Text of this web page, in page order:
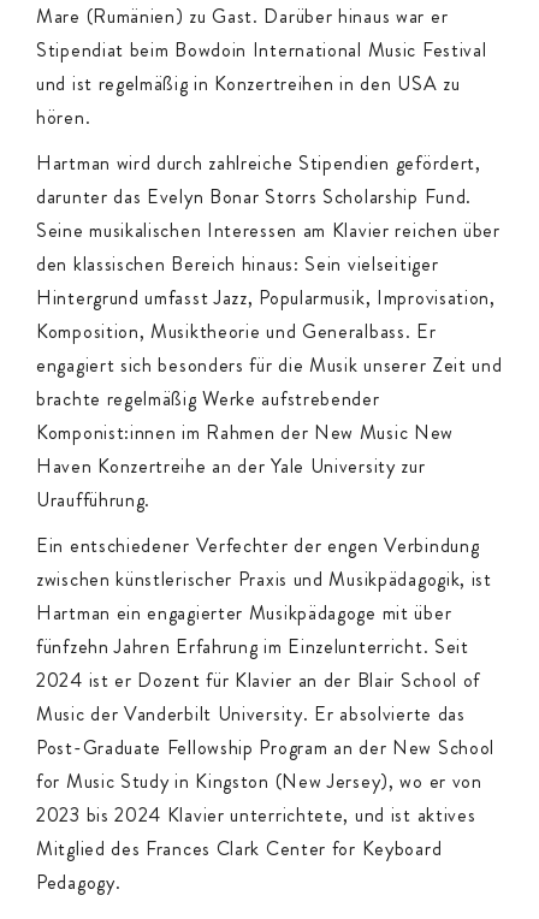
Mare (Rumänien) zu Gast. Darüber hinaus war er
Stipendiat beim Bowdoin International Music Festival
und ist regelmäßig in Konzertreihen in den USA zu
hören.
Hartman wird durch zahlreiche Stipendien gefördert,
darunter das Evelyn Bonar Storrs Scholarship Fund.
Seine musikalischen Interessen am Klavier reichen über
den klassischen Bereich hinaus: Sein vielseitiger
Hintergrund umfasst Jazz, Popularmusik, Improvisation,
Komposition, Musiktheorie und Generalbass. Er
engagiert sich besonders für die Musik unserer Zeit und
brachte regelmäßig Werke aufstrebender
Komponist:innen im Rahmen der New Music New
Haven Konzertreihe an der Yale University zur
Uraufführung.
Ein entschiedener Verfechter der engen Verbindung
zwischen künstlerischer Praxis und Musikpädagogik, ist
Hartman ein engagierter Musikpädagoge mit über
fünfzehn Jahren Erfahrung im Einzelunterricht. Seit
2024 ist er Dozent für Klavier an der Blair School of
Music der Vanderbilt University. Er absolvierte das
Post-Graduate Fellowship Program an der New School
for Music Study in Kingston (New Jersey), wo er von
2023 bis 2024 Klavier unterrichtete, und ist aktives
Mitglied des Frances Clark Center for Keyboard
Pedagogy.